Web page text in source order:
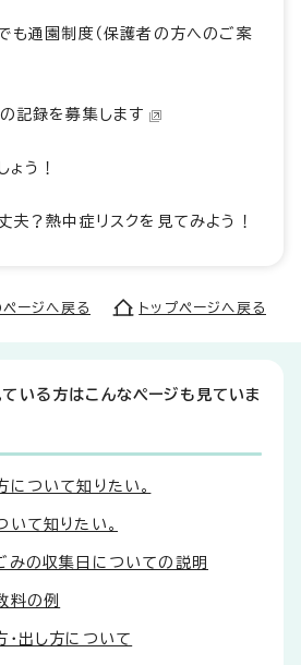
も通園制度（保護者の方へのご案
記録を募集します
ょう！
夫？熱中症リスクを見てみよう！
ージへ戻る トップページへ戻る
いる方はこんなページも見ていま
ついて知りたい。
て知りたい。
みの収集日についての説明
料の例
出し方について